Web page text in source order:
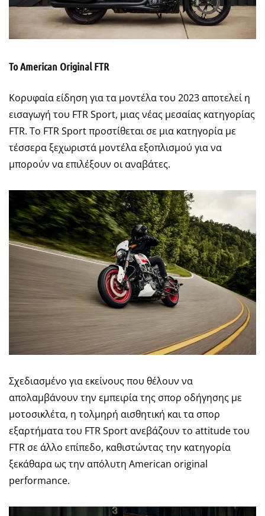
Το American Original FTR
Κορυφαία είδηση για τα μοντέλα του 2023 αποτελεί η
εισαγωγή του FTR Sport, μιας νέας μεσαίας κατηγορίας
FTR. Το FTR Sport προστίθεται σε μια κατηγορία με
τέσσερα ξεχωριστά μοντέλα εξοπλισμού για να
μπορούν να επιλέξουν οι αναβάτες.
Σχεδιασμένο για εκείνους που θέλουν να
απολαμβάνουν την εμπειρία της σπορ οδήγησης με
μοτοσικλέτα, η τολμηρή αισθητική και τα σπορ
εξαρτήματα του FTR Sport ανεβάζουν το attitude του
FTR σε άλλο επίπεδο, καθιστώντας την κατηγορία
ξεκάθαρα ως την απόλυτη Αmerican original
performance.